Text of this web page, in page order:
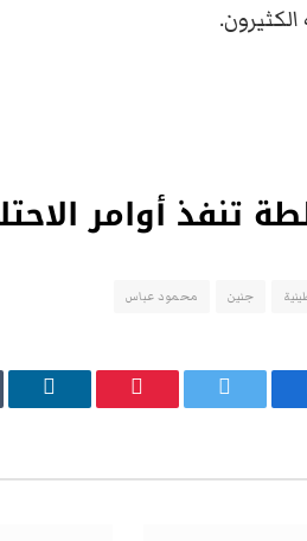
تنفذ أوامر
جنين محمود عباس
تويتر بينتيريست